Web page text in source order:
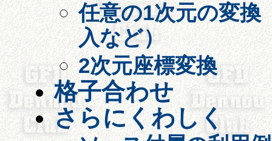
任意の1次元の変換
入など）
2次元座標変換
格子合わせ
さらにくわしく